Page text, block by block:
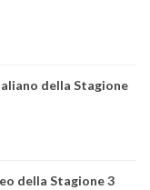
della Stagione
della Stagione 3